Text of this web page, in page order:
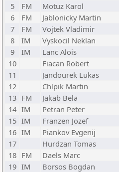
5
FM Motuz Karol
6
FM Jablonicky Martin
7
FM Vojtek Vladimir
8
IM Vyskocil Neklan
9
IM Lanc Alois
10
Fiacan Robert
11
Jandourek Lukas
12
Chlpik Martin
13 FM Jakab Bela
14 IM Petran Peter
15 IM Franzen Jozef
16 IM Piankov Evgenij
17
Hurdzan Tomas
18 FM Daels Marc
19 IM Borsos Bogdan